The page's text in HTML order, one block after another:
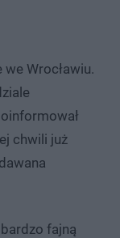
Wrocławiu.
chwili już
fajną